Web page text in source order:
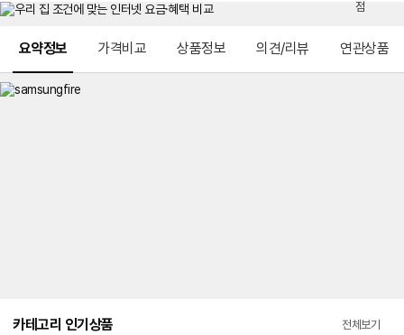
생
는
치
비
요약정보 가격비교 상품정보 의견/리뷰 연관상품
카테고리 인기상품 전체보기